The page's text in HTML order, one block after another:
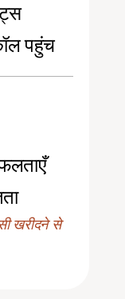
पहुंच
खरीदने से